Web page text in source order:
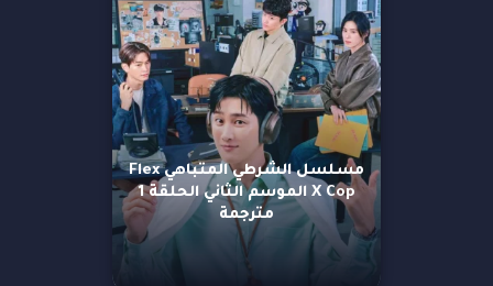
مسلسل الشرطي المتباهي Flex
X Cop الموسم الثاني الحلقة 1
مترجمة